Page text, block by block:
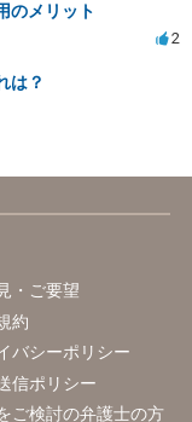
のメリット
2
は？
・ご要望
約
バシーポリシー
信ポリシー
ご検討の弁護士の方